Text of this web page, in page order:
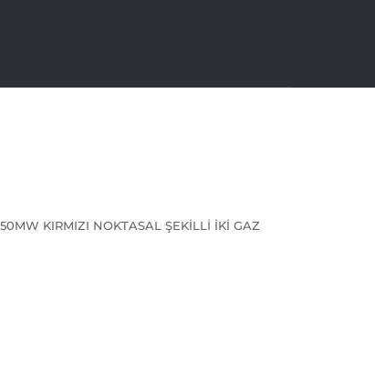
KIRMIZI NOKTASAL ŞEKİLLİ İKİ GAZ